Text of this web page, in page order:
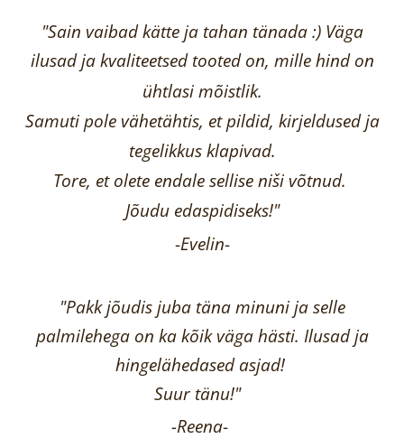
"Sain vaibad kätte ja tahan tänada :) Väga
ilusad ja kvaliteetsed tooted on, mille hind on
ühtlasi mõistlik.
Samuti pole vähetähtis, et pildid, kirjeldused ja
tegelikkus klapivad.
Tore, et olete endale sellise niši võtnud.
Jõudu edaspidiseks!"
-Evelin-
"Pakk jõudis juba täna minuni ja selle
palmilehega on ka kõik väga hästi. Ilusad ja
hingelähedased asjad!
Suur tänu!"
-Reena-